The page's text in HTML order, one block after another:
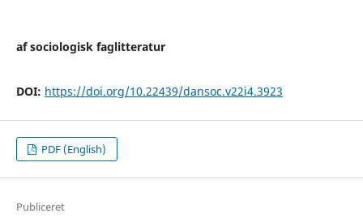
af sociologisk faglitteratur
DOI: https://doi.org/10.22439/dansoc.v22i4.3923
PDF (English)
Publiceret